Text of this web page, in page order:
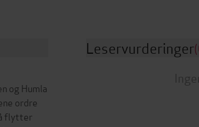
og Humla
ordre
flytter
Leservurderinger